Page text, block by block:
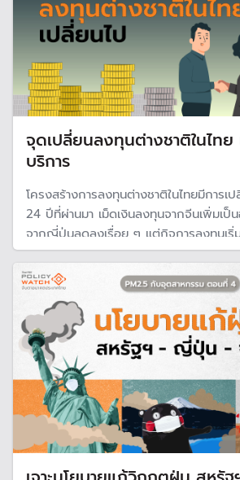
จุดเปลี่ยนลงทุนต่างชาติในไทย
บริการ
โครงสร้างการลงทุนต่างชาติในไทยมีการเ
24 ปีที่ผ่านมา เม็ดเงินลงทุนจากจีนเพิ่มเ
จากญี่ปุ่นลดลงเรื่อย ๆ แต่กิจการลงทุนเริ่
อุตสาหกรรมมาเป็นภาคบริการ สะท้อนเศร
เปลี่ยนไปสู่ภาคบริการมากขึ้น